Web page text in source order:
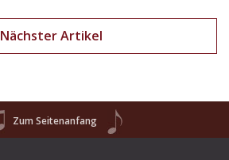
Nächster Artikel
Zum Seitenanfang